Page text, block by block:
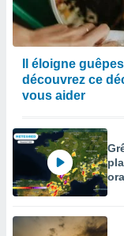
Il éloigne
découvrez ce
vous aider